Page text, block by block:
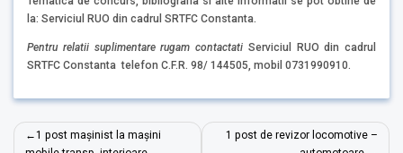
la: Serviciul RUO din cadrul SRTFC Constanta.
Pentru relatii suplimentare rugam contactati Serviciul RUO din cadrul
SRTFC Constanta telefon C.F.R. 98/ 144505, mobil 0731990910.
Navigare
1 post mașinist la mașini
1 post de revizor locomotive –